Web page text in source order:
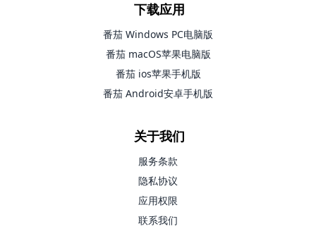
下载应用
番茄 Windows PC电脑版
番茄 macOS苹果电脑版
番茄 ios苹果手机版
番茄 Android安卓手机版
关于我们
服务条款
隐私协议
应用权限
联系我们